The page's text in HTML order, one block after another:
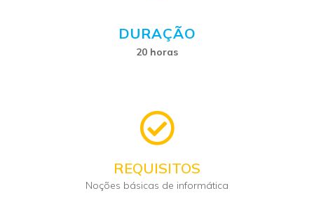
DURAÇÃO
20 horas
REQUISITOS
Noções básicas de informática